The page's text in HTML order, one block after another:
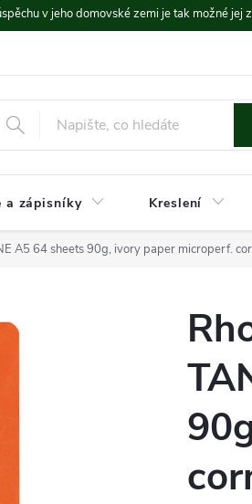
v jeho domovské zemi je tak možné
a zápisníky Kreslení
A5 64 sheets 90g, ivory paper microperf.